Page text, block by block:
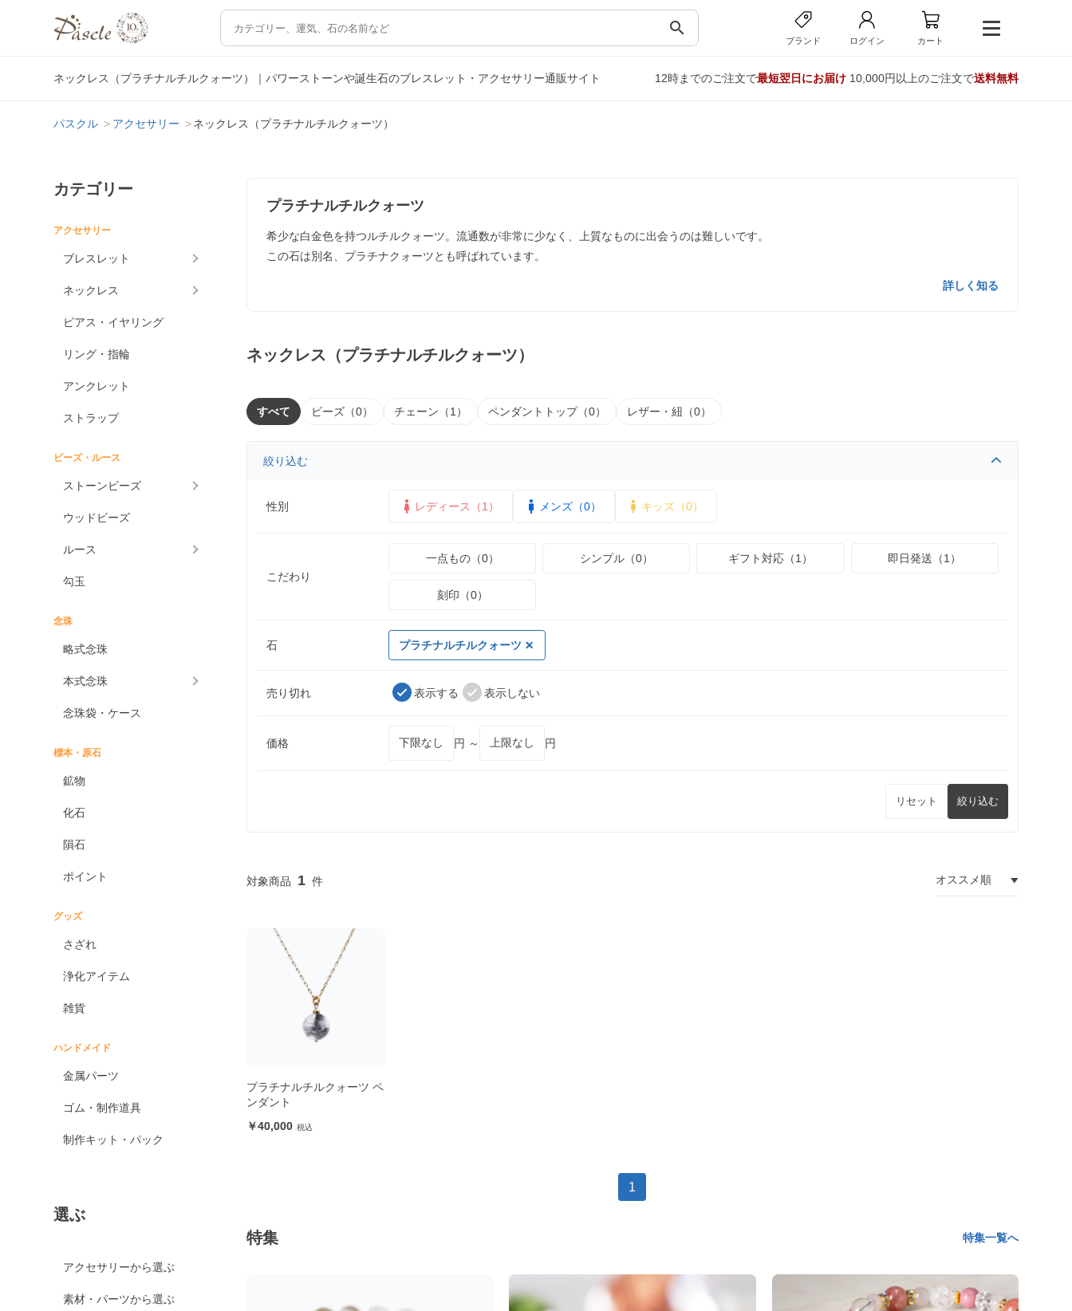
search
ブランド ログイン カート
ネックレス（プラチナルチルクォーツ）｜パワーストーンや誕生石のブレスレット・アクセサリー通販サイト 12時までのご注文で最短翌日にお届け10,000円以上のご注文で送料無料
パスクル アクセサリー ネックレス（プラチナルチルクォーツ）
カテゴリー
アクセサリー
ブレスレット
ネックレス
ピアス・イヤリング
リング・指輪
アンクレット
ストラップ
ビーズ・ルース
ストーンビーズ
ウッドビーズ
ルース
勾玉
念珠
略式念珠
本式念珠
念珠袋・ケース
標本・原石
鉱物
化石
隕石
ポイント
グッズ
さざれ
浄化アイテム
雑貨
ハンドメイド
金属パーツ
ゴム・制作道具
制作キット・パック
選ぶ
アクセサリーから選ぶ
素材・パーツから選ぶ
プラチナルチルクォーツ
希少な白金色を持つルチルクォーツ。流通数が非常に少なく、上質なものに出会うのは難しいです。
この石は別名、プラチナクォーツとも呼ばれています。
詳しく知る
ネックレス（プラチナルチルクォーツ）
すべて ビーズ（0） チェーン（1） ペンダントトップ（0） レザー・紐（0）
絞り込む
性別 レディース（1） メンズ（0） キッズ（0）
こだわり
一点もの（0） シンプル（0） ギフト対応（1） 即日発送（1）
刻印（0）
石 プラチナルチルクォーツ
売り切れ 表示する 表示しない
価格 円 ～ 円
リセット 絞り込む
1
プラチナルチルクォーツ ペ
ンダント
40,000
1
特集 特集一覧へ